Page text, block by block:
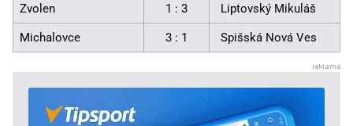
Zvolen 1 : 3 Liptovský Mikuláš
Michalovce 3 : 1 Spišská Nová Ves